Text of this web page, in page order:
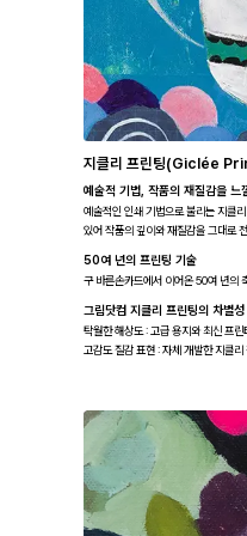
지클리 프린팅(Giclée
예술적 기법, 작품의 재질감을 느
예술적인 인쇄 기법으로 불리는 지클
있어 작품의 깊이와 재질감을 그대로
50여 년의 프린팅 기술
구 바른손카드에서 이어온 50여 년의
그림닷컴 지클리 프린팅의 차별성
탁월한 해상도 : 고급 용지와 최신 프
고감도 질감 표현 : 자체 개발한 지클